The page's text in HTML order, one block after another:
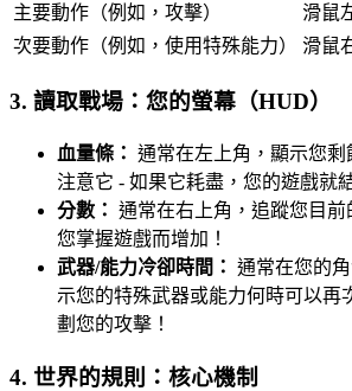
主要動作（例如，攻擊）
滑鼠
次要動作（例如，使用特殊能力）
滑鼠
3. 讀取戰場：您的螢幕（HUD）
血量條： 通常在左上角，顯示您
注意它 - 如果它耗盡，您的遊戲就
分數： 通常在右上角，追蹤您目
您掌握遊戲而增加！
武器/能力冷卻時間： 通常在您的
示您的特殊武器或能力何時可以再
劃您的攻擊！
4. 世界的規則：核心機制